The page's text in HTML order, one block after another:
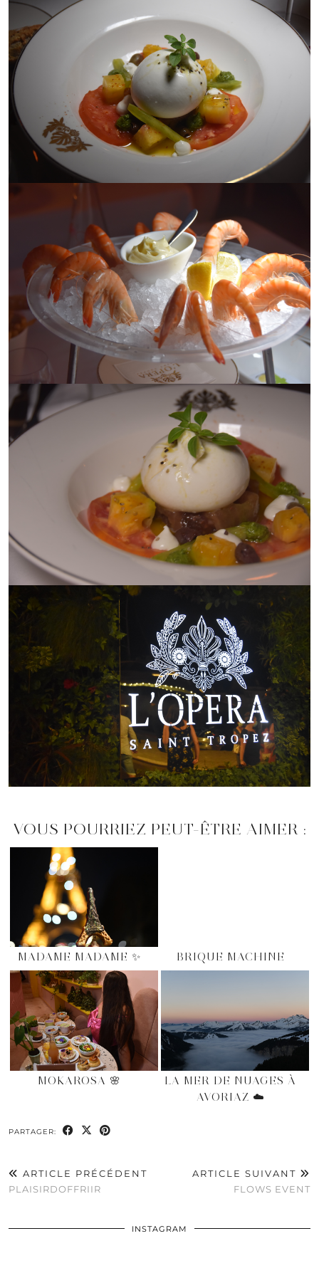
VOUS POURRIEZ PEUT-ÊTRE AIMER :
MADAME MADAME ✨ BRIQUE MACHINE
MOKAROSA 🌸
LA MER DE NUAGES À
AVORIAZ ☁️
PARTAGER:
ARTICLE PRÉCÉDENT
PLAISIRDOFFRIIR
ARTICLE SUIVANT
FLOWS EVENT
INSTAGRAM